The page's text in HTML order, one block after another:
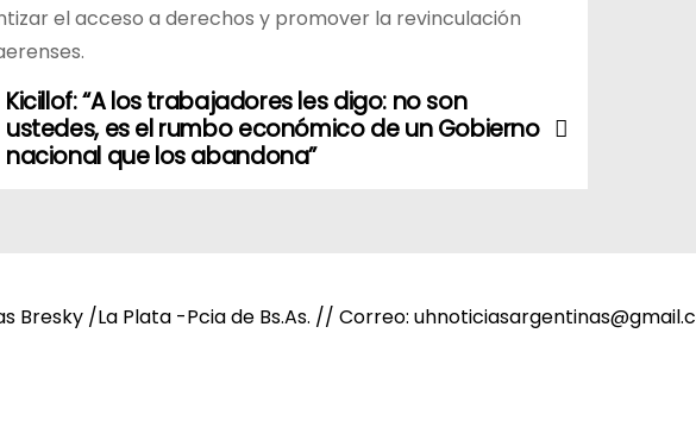
el acceso a derechos y promover la revinculación
Kicillof: “A los trabajadores les digo: no son
ustedes, es el rumbo económico de un Gobierno
nacional que los abandona”
/La Plata -Pcia de Bs.As. // Correo: